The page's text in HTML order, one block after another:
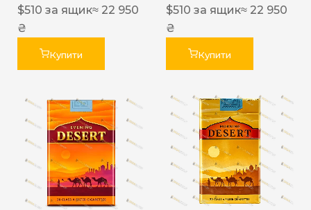
$510 за ящик≈ 22 950
₴
Купити
$510 за ящик≈ 22 950
₴
Купити